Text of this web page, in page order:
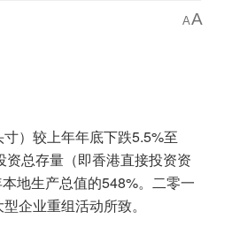
AA
）较上年年底下跌5.5%至
总存量（即香港直接投资资
地生产总值的548%。二零一
企业重组活动所致。